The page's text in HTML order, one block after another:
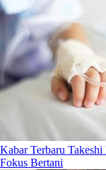
Kabar Terbaru
Fokus Bertani